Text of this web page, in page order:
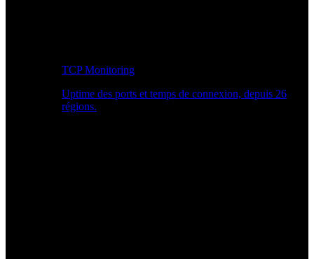
TCP Monitoring
Uptime des ports et temps de connexion, depuis 26
régions.